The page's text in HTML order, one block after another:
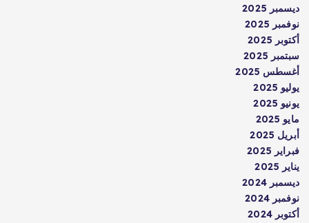
ديسمبر 2025
نوفمبر 2025
أكتوبر 2025
سبتمبر 2025
أغسطس 2025
يوليو 2025
يونيو 2025
مايو 2025
أبريل 2025
فبراير 2025
يناير 2025
ديسمبر 2024
نوفمبر 2024
أكتوبر 2024